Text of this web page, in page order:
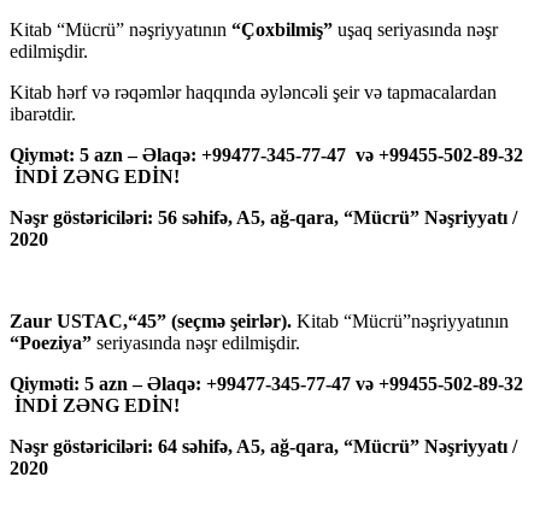
Kitab “Mücrü” nəşriyyatının “Çoxbilmiş” uşaq seriyasında nəşr
edilmişdir.
Kitab hərf və rəqəmlər haqqında əyləncəli şeir və tapmacalardan
ibarətdir.
Qiymət: 5 azn – Əlaqə: +99477-345-77-47 və +99455-502-89-32
İNDİ ZƏNG EDİN!
Nəşr göstəriciləri: 56 səhifə, A5, ağ-qara, “Mücrü” Nəşriyyatı /
2020
Zaur USTAC,“45” (seçmə şeirlər). Kitab “Mücrü”nəşriyyatının
“Poeziya” seriyasında nəşr edilmişdir.
Qiyməti: 5 azn – Əlaqə: +99477-345-77-47 və +99455-502-89-32
İNDİ ZƏNG EDİN!
Nəşr göstəriciləri: 64 səhifə, A5, ağ-qara, “Mücrü” Nəşriyyatı /
2020